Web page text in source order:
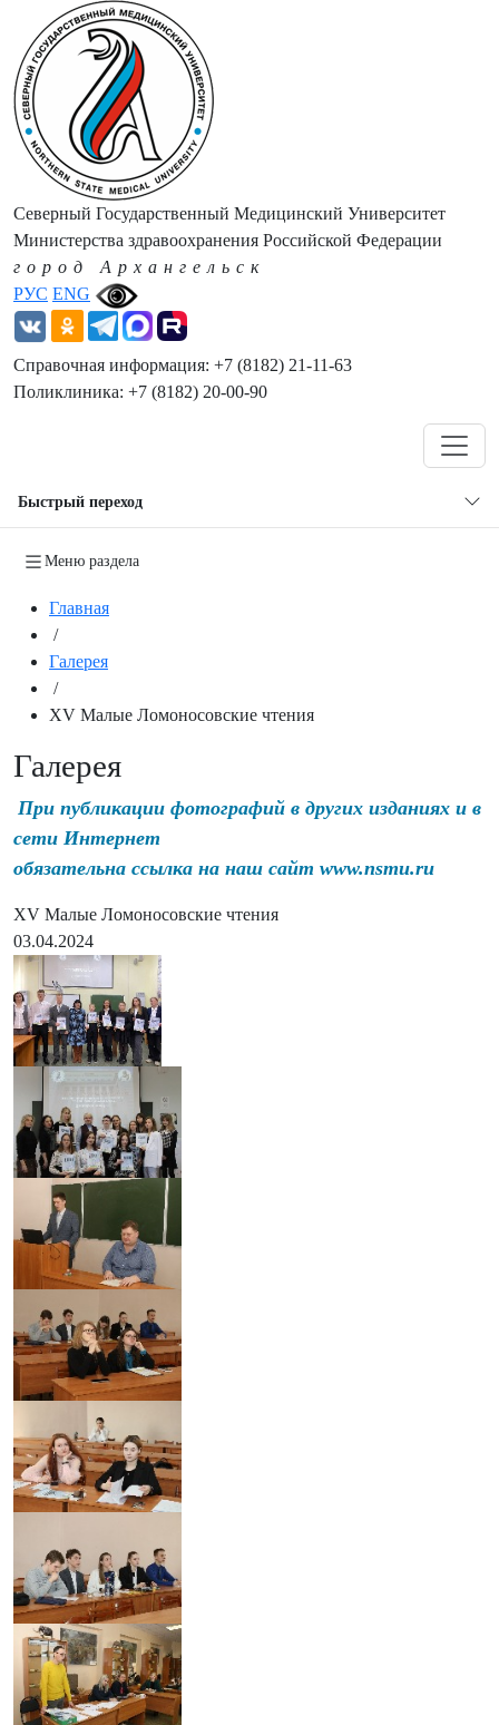
РУС ENG
Северный Государственный Медицинский Университет
Министерства здравоохранения Российской Федерации
город Архангельск
Справочная информация: +7 (8182) 21-11-63
Поликлиника: +7 (8182) 20-00-90
Быстрый переход
Меню раздела
Главная
/
Галерея
/
XV Малые Ломоносовские чтения
Галерея
При публикации фотографий в других изданиях и в
сети Интернет
обязательна ссылка на наш сайт www.nsmu.ru
XV Малые Ломоносовские чтения
03.04.2024